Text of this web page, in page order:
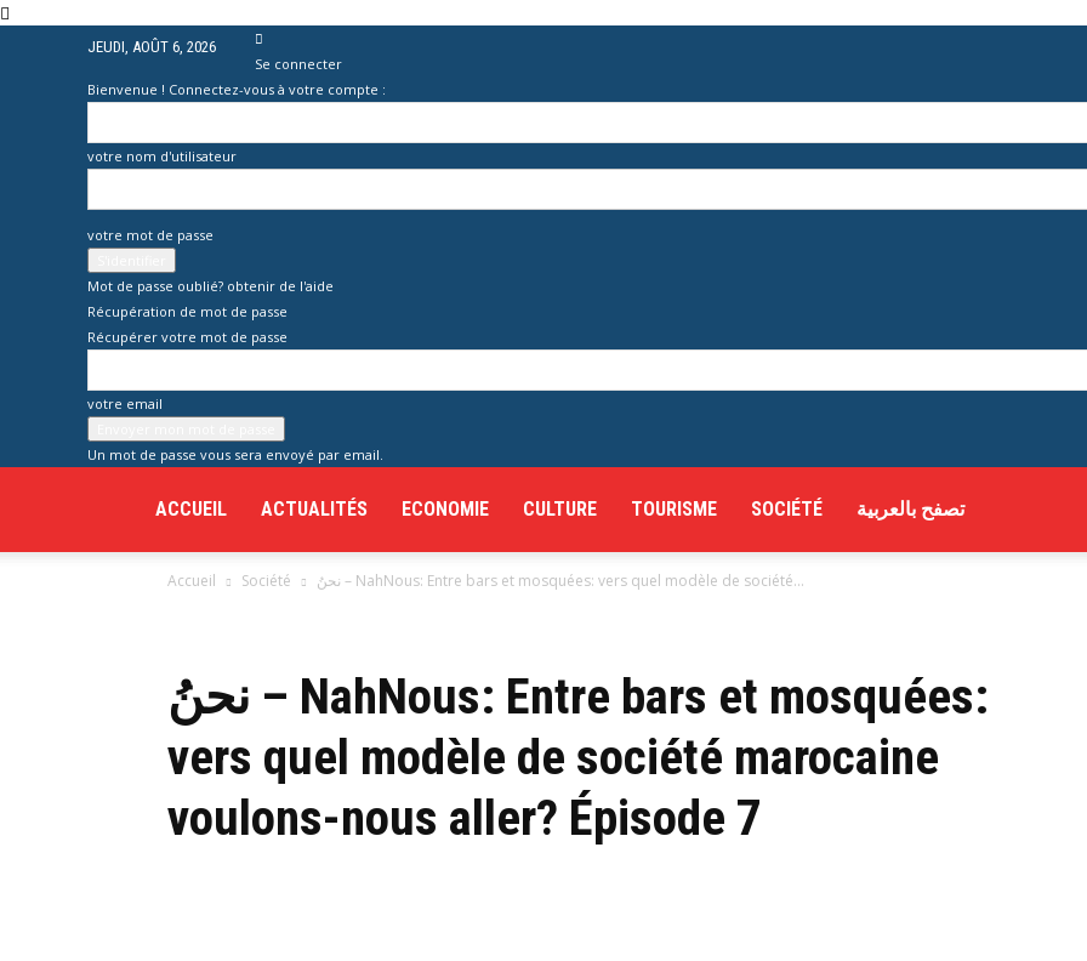
JEUDI, AOÛT 6, 2026
Se connecter
Bienvenue ! Connectez-vous à votre compte :
votre nom d'utilisateur
votre mot de passe
Mot de passe oublié? obtenir de l'aide
Récupération de mot de passe
Récupérer votre mot de passe
votre email
Un mot de passe vous sera envoyé par email.
ACCUEIL ACTUALITÉS ECONOMIE CULTURE TOURISME SOCIÉTÉ تصفح بالعربية
Accueil Société نحنُ – NahNous: Entre bars et mosquées: vers quel modèle de société...
نحنُ – NahNous: Entre bars et mosquées:
vers quel modèle de société marocaine
voulons-nous aller? Épisode 7